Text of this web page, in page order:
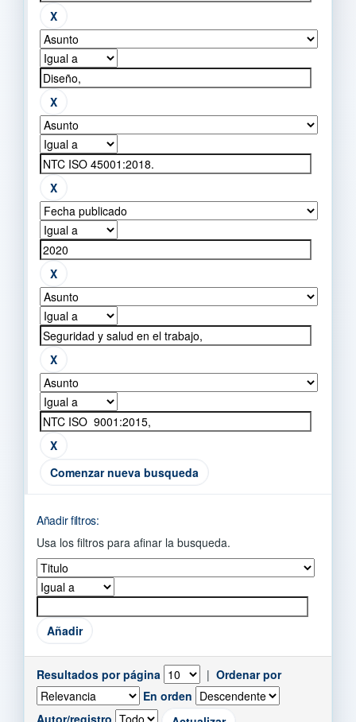
Comenzar nueva busqueda
Añadir filtros:
Usa los filtros para afinar la busqueda.
Resultados por página | Ordenar por
En orden